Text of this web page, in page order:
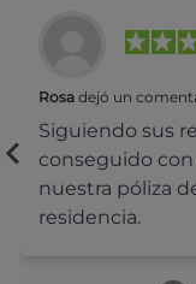
Rosa dejó un
Siguiendo sus
conseguido
nuestra póliza
residencia.